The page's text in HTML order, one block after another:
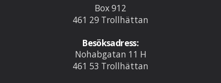
Box 912
461 29 Trollhättan
Besöksadress:
Nohabgatan 11 H
461 53 Trollhättan